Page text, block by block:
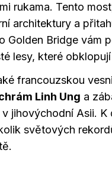
rukama. Tento
architektury a
Golden Bridge vám
lesy, které
francouzskou
Linh Ung a
jihovýchodní Asii. K
světových